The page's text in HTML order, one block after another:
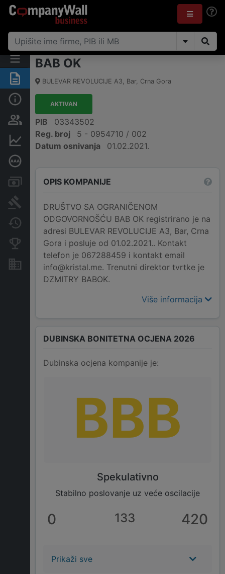
Sažetak
Osobe i vlasništvo
Finansijski podaci
Računi i blokade
Arhiva sudskih objava
Promjene
Konkurentne kompanije
Nekretnine i imovina
BAB OK
BULEVAR REVOLUCIJE A3, Bar, Crna Gora
AKTIVAN
PIB
03343502
Reg. broj
5 - 0954710 / 002
Datum osnivanja
01.02.2021.
OPIS KOMPANIJE
DRUŠTVO SA OGRANIČENOM
ODGOVORNOŠĆU BAB OK registrirano je na
adresi BULEVAR REVOLUCIJE A3, Bar, Crna
Gora i posluje od 01.02.2021.. Kontakt
telefon je 067288459 i kontakt email
info@kristal.me. Trenutni direktor tvrtke je
DZMITRY BABOK.
Više informacija
DUBINSKA BONITETNA OCJENA 2026
Dubinska ocjena kompanije je:
BBB
Spekulativno
Stabilno poslovanje uz veće oscilacije
0 133 420
Prikaži sve